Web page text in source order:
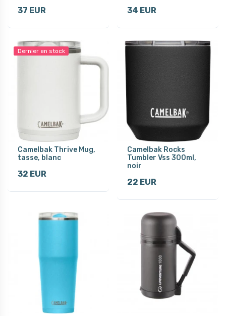
37 EUR 34 EUR
Dernier en stock
Camelbak Thrive Mug,
tasse, blanc
32 EUR
Camelbak Rocks
Tumbler Vss 300ml,
noir
22 EUR